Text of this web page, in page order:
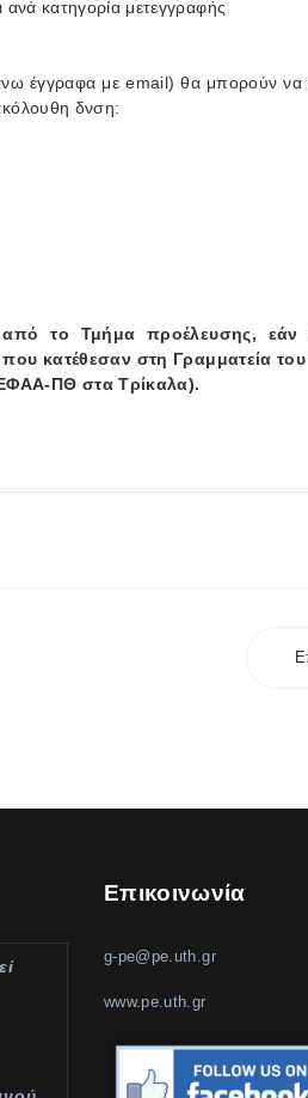
κατηγορία μετεγγραφής
έγγραφα με email) θα μπορούν να
δνση:
από το Τμήμα προέλευσης,
που κατέθεσαν στη Γραμματεία
ΠΘ στα Τρίκαλα).
Επικοινωνία
g-pe@pe.uth.gr
www.pe.uth.gr